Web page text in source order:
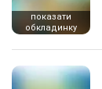
показати
обкладинку